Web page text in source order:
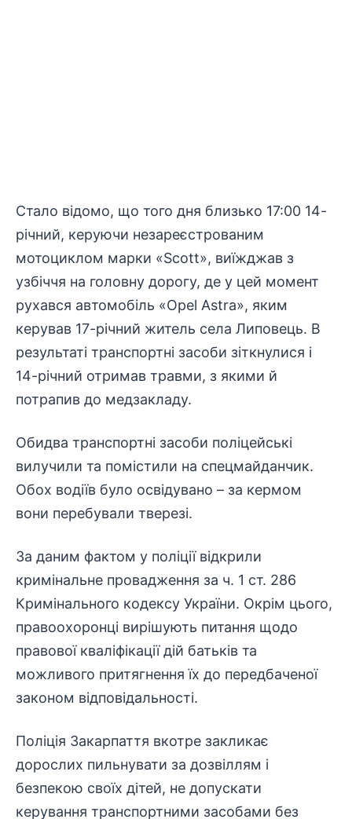
Стало відомо, що того дня близько 17:00 14-
річний, керуючи незареєстрованим
мотоциклом марки «Scott», виїжджав з
узбіччя на головну дорогу, де у цей момент
рухався автомобіль «Opel Astra», яким
керував 17-річний житель села Липовець. В
результаті транспортні засоби зіткнулися і
14-річний отримав травми, з якими й
потрапив до медзакладу.
Обидва транспортні засоби поліцейські
вилучили та помістили на спецмайданчик.
Обох водіїв було освідувано – за кермом
вони перебували тверезі.
За даним фактом у поліції відкрили
кримінальне провадження за ч. 1 ст. 286
Кримінального кодексу України. Окрім цього,
правоохоронці вирішують питання щодо
правової кваліфікації дій батьків та
можливого притягнення їх до передбаченої
законом відповідальності.
Поліція Закарпаття вкотре закликає
дорослих пильнувати за дозвіллям і
безпекою своїх дітей, не допускати
керування транспортними засобами без